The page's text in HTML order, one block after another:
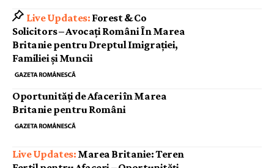
Forest & Co
Solicitors – Avocați Români În Marea
Britanie pentru Dreptul Imigrației,
Familiei și Muncii
Oportunități de Afaceri în Marea
Britanie pentru Români
Marea Britanie: Teren